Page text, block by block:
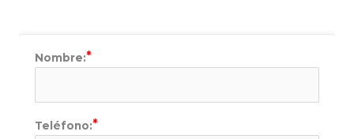
Nombre:
Teléfono: